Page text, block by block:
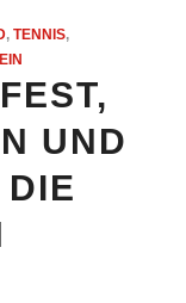
, TENNIS,
UND